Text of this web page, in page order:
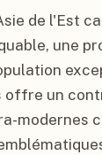
de l'Est
une
offre un
modernes